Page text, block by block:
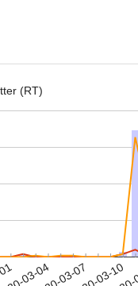
(RT)